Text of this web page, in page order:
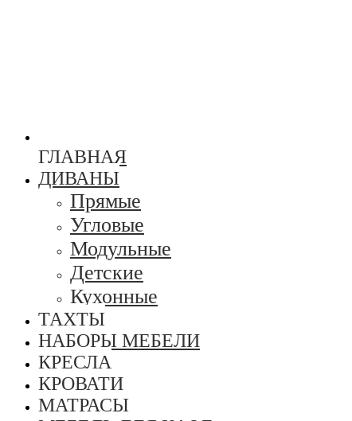
ГЛАВНАЯ
ДИВАНЫ
Прямые
Угловые
Модульные
Детские
Кухонные
ТАХТЫ
НАБОРЫ МЕБЕЛИ
КРЕСЛА
КРОВАТИ
МАТРАСЫ